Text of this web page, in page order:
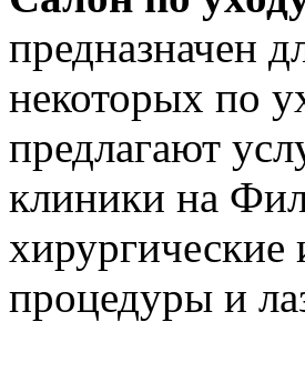
предназначен
некоторых по
предлагают
клиники на
хирургические
процедуры и